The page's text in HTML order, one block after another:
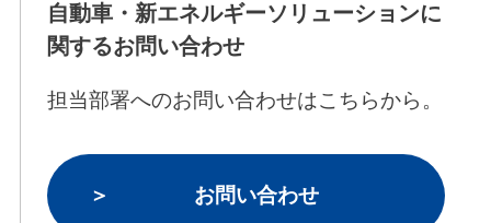
自動車・新エネルギーソリューションに
関するお問い合わせ
担当部署へのお問い合わせはこちらから。
お問い合わせ